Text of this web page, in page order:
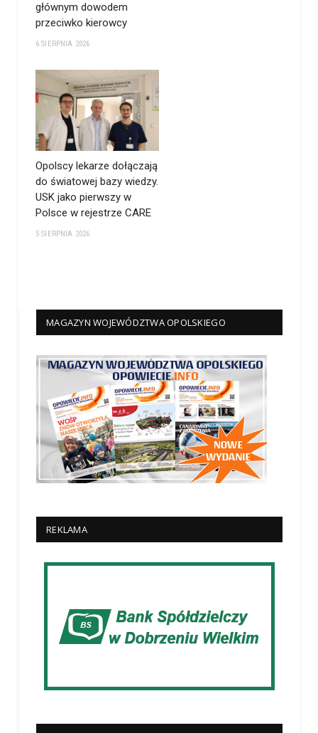
głównym dowodem
przeciwko kierowcy
6 SIERPNIA 2026
Opolscy lekarze dołączają
do światowej bazy wiedzy.
USK jako pierwszy w
Polsce w rejestrze CARE
5 SIERPNIA 2026
MAGAZYN WOJEWÓDZTWA OPOLSKIEGO
REKLAMA